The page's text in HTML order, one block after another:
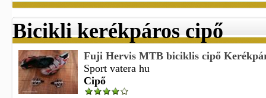
Bicikli kerékpáros cipő
Fuji Hervis MTB biciklis cipő
Sport vatera hu
Cipő